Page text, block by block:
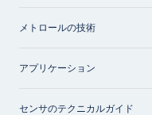
メトロールの技術
アプリケーション
センサのテクニカルガイド